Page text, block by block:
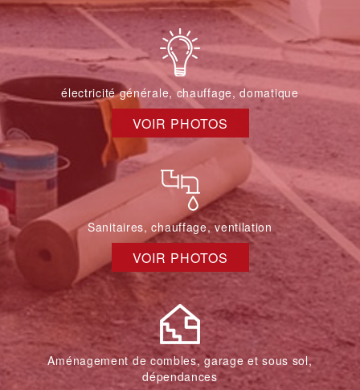
électricité générale, chauffage, domatique
VOIR PHOTOS
Sanitaires, chauffage, ventilation
VOIR PHOTOS
Aménagement de combles, garage et sous sol,
dépendances